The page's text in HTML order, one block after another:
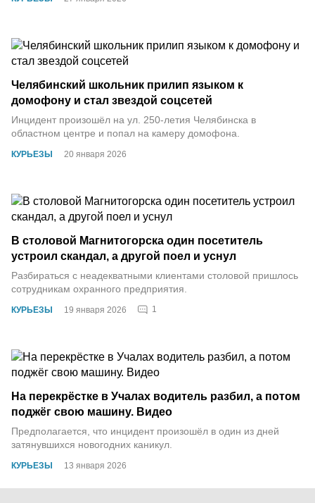
КУРЬЕЗЫ 20 января 2026
Челябинский школьник прилип языком к
домофону и стал звездой соцсетей
Инцидент произошёл на ул. 250-летия Челябинска в
областном центре и попал на камеру домофона.
КУРЬЕЗЫ 19 января 2026 1
В столовой Магнитогорска один посетитель
устроил скандал, а другой поел и уснул
Разбираться с неадекватными клиентами столовой пришлось
сотрудникам охранного предприятия.
КУРЬЕЗЫ 13 января 2026
На перекрёстке в Учалах водитель разбил, а потом
поджёг свою машину. Видео
Предполагается, что инцидент произошёл в один из дней
затянувшихся новогодних каникул.